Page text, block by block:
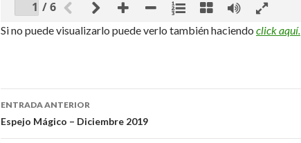
/ 6
Si no puede visualizarlo puede verlo también haciendo click aquí.
Ir a la entrada
ENTRADA ANTERIOR
Espejo Mágico – Diciembre 2019